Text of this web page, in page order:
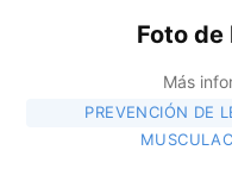
Foto
Más
PREVENCIÓN DE